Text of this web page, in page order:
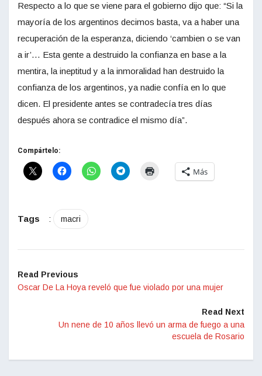
Respecto a lo que se viene para el gobierno dijo que: “Si la
mayoría de los argentinos decimos basta, va a haber una
recuperación de la esperanza, diciendo ‘cambien o se van
a ir’… Esta gente a destruido la confianza en base a la
mentira, la ineptitud y a la inmoralidad han destruido la
confianza de los argentinos, ya nadie confía en lo que
dicen. El presidente antes se contradecía tres días
después ahora se contradice el mismo día”.
Compártelo:
Más
Tags : macri
Read Previous
Oscar De La Hoya reveló que fue violado por una mujer
Read Next
Un nene de 10 años llevó un arma de fuego a una
escuela de Rosario